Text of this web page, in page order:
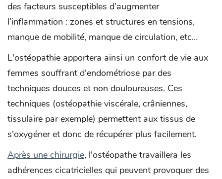
des facteurs susceptibles d’augmenter
l’inflammation : zones et structures en tensions,
manque de mobilité, manque de circulation, etc…
L'ostéopathie apportera ainsi un confort de vie aux
femmes souffrant d'endométriose par des
techniques douces et non douloureuses. Ces
techniques (ostéopathie viscérale, crâniennes,
tissulaire par exemple) permettent aux tissus de
s'oxygéner et donc de récupérer plus facilement.
Après une chirurgie, l'ostéopathe travaillera les
adhérences cicatricielles qui peuvent provoquer des